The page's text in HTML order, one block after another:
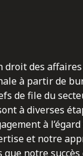
droit des
à partir de
de file du
à diverses
à
et notre
que notre